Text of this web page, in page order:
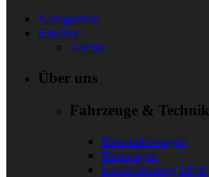
Neuigkeiten
Einsätze
Archiv
Über uns
Fahrzeuge & Technik
Einsatzleitwagen
Rüstwagen
Löschfahrzeug LF10